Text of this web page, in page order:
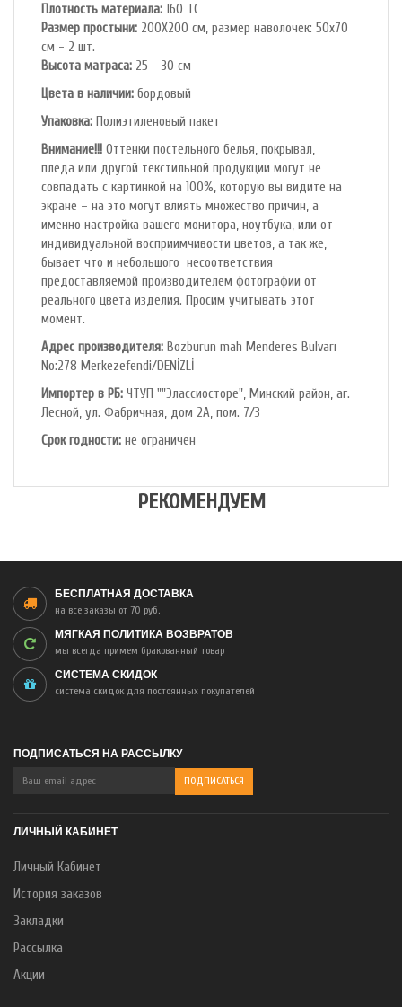
Плотность материала: 160 TC
Размер простыни: 200X200 см, размер наволочек: 50х70
см - 2 шт.
Высота матраса: 25 - 30 см
Цвета в наличии: бордовый
Упаковка: Полиэтиленовый пакет
Внимание!!! Оттенки постельного белья, покрывал,
пледа или другой текстильной продукции могут не
совпадать с картинкой на 100%, которую вы видите на
экране – на это могут влиять множество причин, а
именно настройка вашего монитора, ноутбука, или от
индивидуальной восприимчивости цветов, а так же,
бывает что и небольшого несоответствия
предоставляемой производителем фотографии от
реального цвета изделия. Просим учитывать этот
момент.
Адрес производителя: Bozburun mah Menderes Bulvarı
No:278 Merkezefendi/DENİZLİ
Импортер в РБ: ЧТУП ""Элассиосторе", Минский район, аг.
Лесной, ул. Фабричная, дом 2А, пом. 7/3
Срок годности: не ограничен
РЕКОМЕНДУЕМ
БЕСПЛАТНАЯ ДОСТАВКА
на все заказы от 70 руб.
МЯГКАЯ ПОЛИТИКА ВОЗВРАТОВ
мы всегда примем бракованный товар
СИСТЕМА СКИДОК
система скидок для постоянных покупателей
ПОДПИСАТЬСЯ НА РАССЫЛКУ
ЛИЧНЫЙ КАБИНЕТ
Личный Кабинет
История заказов
Закладки
Рассылка
Акции